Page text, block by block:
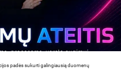
padės sukurti galingiausią duomenų